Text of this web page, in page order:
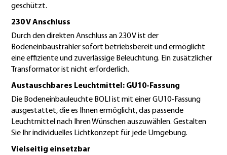
geschützt.
230 V Anschluss
Durch den direkten Anschluss an 230 V ist der
Bodeneinbaustrahler sofort betriebsbereit und ermöglicht
eine effiziente und zuverlässige Beleuchtung. Ein zusätzlicher
Transformator ist nicht erforderlich.
Austauschbares Leuchtmittel: GU10-Fassung
Die Bodeneinbauleuchte BOLI ist mit einer GU10-Fassung
ausgestattet, die es Ihnen ermöglicht, das passende
Leuchtmittel nach Ihren Wünschen auszuwählen. Gestalten
Sie Ihr individuelles Lichtkonzept für jede Umgebung.
Vielseitig einsetzbar